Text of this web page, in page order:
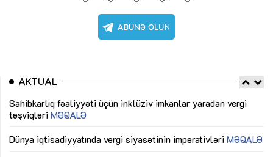
AKTUAL
Sahibkarlıq fəaliyyəti üçün inklüziv imkanlar yaradan vergi
təşviqləri MƏQALƏ
Dünya iqtisadiyyatında vergi siyasətinin imperativləri MƏQALƏ